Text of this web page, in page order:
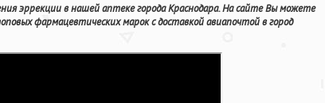
эррекции в нашей аптеке города Краснодара. На сайте Вы можете
фармацевтических марок с доставкой авиапочтой в город